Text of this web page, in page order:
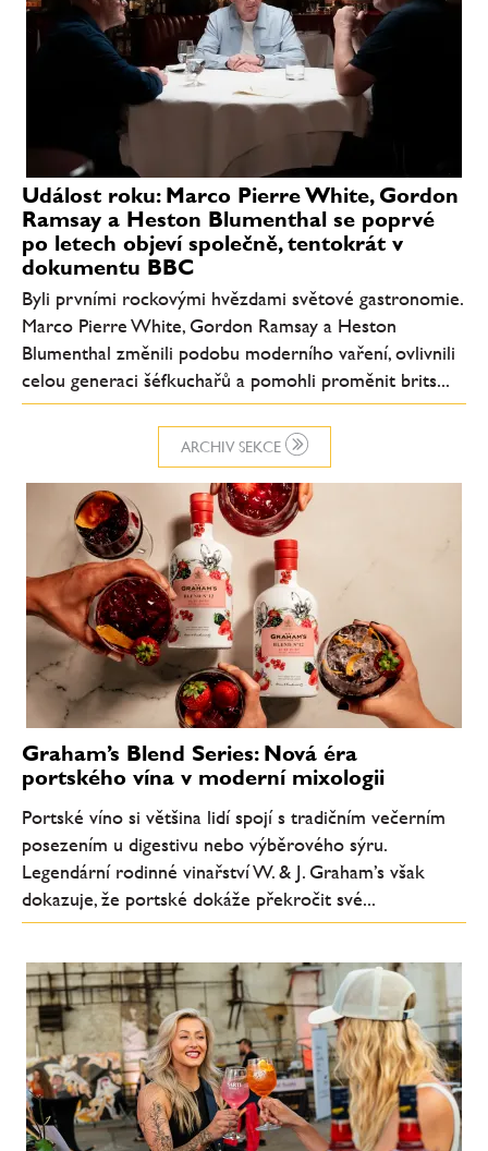
ARCHIV SEKCE
Událost roku: Marco Pierre White, Gordon
Ramsay a Heston Blumenthal se poprvé
po letech objeví společně, tentokrát v
dokumentu BBC
Byli prvními rockovými hvězdami světové gastronomie.
Marco Pierre White, Gordon Ramsay a Heston
Blumenthal změnili podobu moderního vaření, ovlivnili
celou generaci šéfkuchařů a pomohli proměnit brits...
Graham’s Blend Series: Nová éra
portského vína v moderní mixologii
Portské víno si většina lidí spojí s tradičním večerním
posezením u digestivu nebo výběrového sýru.
Legendární rodinné vinařství W. & J. Graham’s však
dokazuje, že portské dokáže překročit své...